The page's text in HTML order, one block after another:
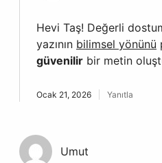
Hevi Taş! Değerli
yazının bilimsel yönünü
güvenilir bir metin
Ocak 21, 2026 Yanıtla
Umut